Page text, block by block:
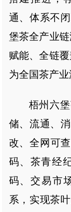
通、体系不
堡茶全产业
赋能、全链
为全国茶产业
梧州六
储、流通、
改、全网可
码、茶青经
码、交易市
系，实现茶